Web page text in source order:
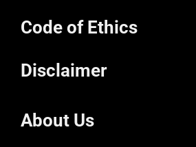
Code of Ethics
Disclaimer
About Us